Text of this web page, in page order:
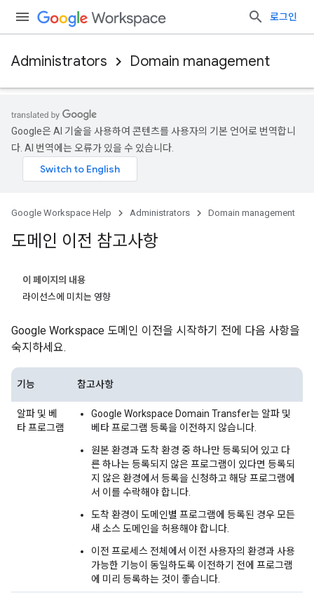
로그인
Administrators Domain management
Google은 AI 기술을 사용하여 콘텐츠를 사용자의 기본 언어로 번역합니
다. AI 번역에는 오류가 있을 수 있습니다.
Google Workspace Help Administrators Domain management
도메인 이전 참고사항
이 페이지의 내용
라이선스에 미치는 영향
Google Workspace 도메인 이전을 시작하기 전에 다음 사항을
숙지하세요.
기능 참고사항
알파 및 베
타 프로그램
Google Workspace Domain Transfer는 알파 및
베타 프로그램 등록을 이전하지 않습니다.
원본 환경과 도착 환경 중 하나만 등록되어 있고 다
른 하나는 등록되지 않은 프로그램이 있다면 등록되
지 않은 환경에서 등록을 신청하고 해당 프로그램에
서 이를 수락해야 합니다.
도착 환경이 도메인별 프로그램에 등록된 경우 모든
새 소스 도메인을 허용해야 합니다.
이전 프로세스 전체에서 이전 사용자의 환경과 사용
가능한 기능이 동일하도록 이전하기 전에 프로그램
에 미리 등록하는 것이 좋습니다.